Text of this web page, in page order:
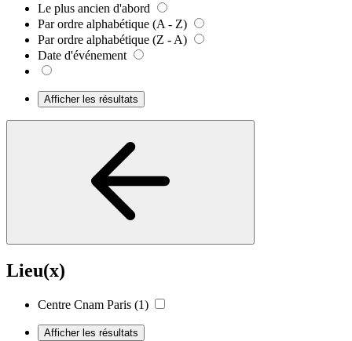
Le plus ancien d'abord
Par ordre alphabétique (A - Z)
Par ordre alphabétique (Z - A)
Date d'événement
Afficher les résultats
Lieu(x)
Centre Cnam Paris (1)
Afficher les résultats